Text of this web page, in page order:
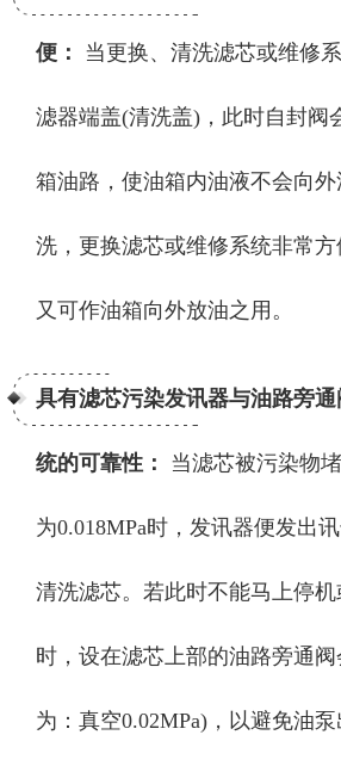
便： 当更换、清洗滤芯或维修
滤器端盖(清洗盖)，此时自封阀
箱油路，使油箱内油液不会向
洗，更换滤芯或维修系统非常
又可作油箱向外放油之用。
具有滤芯污染发讯器与油路旁
统的可靠性： 当滤芯被污染物
为0.018MPa时，发讯器便发出
清洗滤芯。若此时不能马上停
时，设在滤芯上部的油路旁通
为：真空0.02MPa)，以避免油